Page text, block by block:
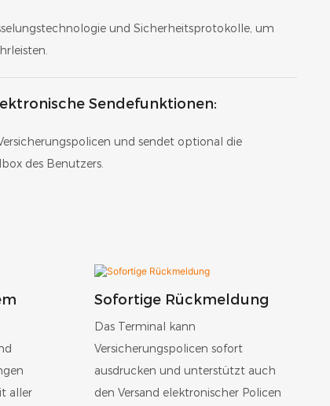
und Sicherheitsprotokolle, um
Sendefunktionen:
und sendet optional die
des Benutzers.
aller
Sofortige Rückmeldung
Das Terminal kann
Versicherungspolicen sofort
ausdrucken und unterstützt auch
den Versand elektronischer Policen